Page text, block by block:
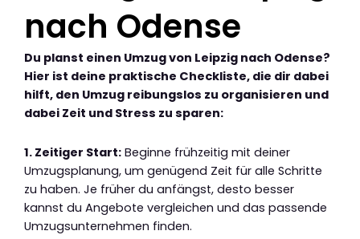
nach Odense
Du planst einen Umzug von Leipzig nach Odense?
Hier ist deine praktische Checkliste, die dir dabei
hilft, den Umzug reibungslos zu organisieren und
dabei Zeit und Stress zu sparen:
1. Zeitiger Start: Beginne frühzeitig mit deiner
Umzugsplanung, um genügend Zeit für alle Schritte
zu haben. Je früher du anfängst, desto besser
kannst du Angebote vergleichen und das passende
Umzugsunternehmen finden.